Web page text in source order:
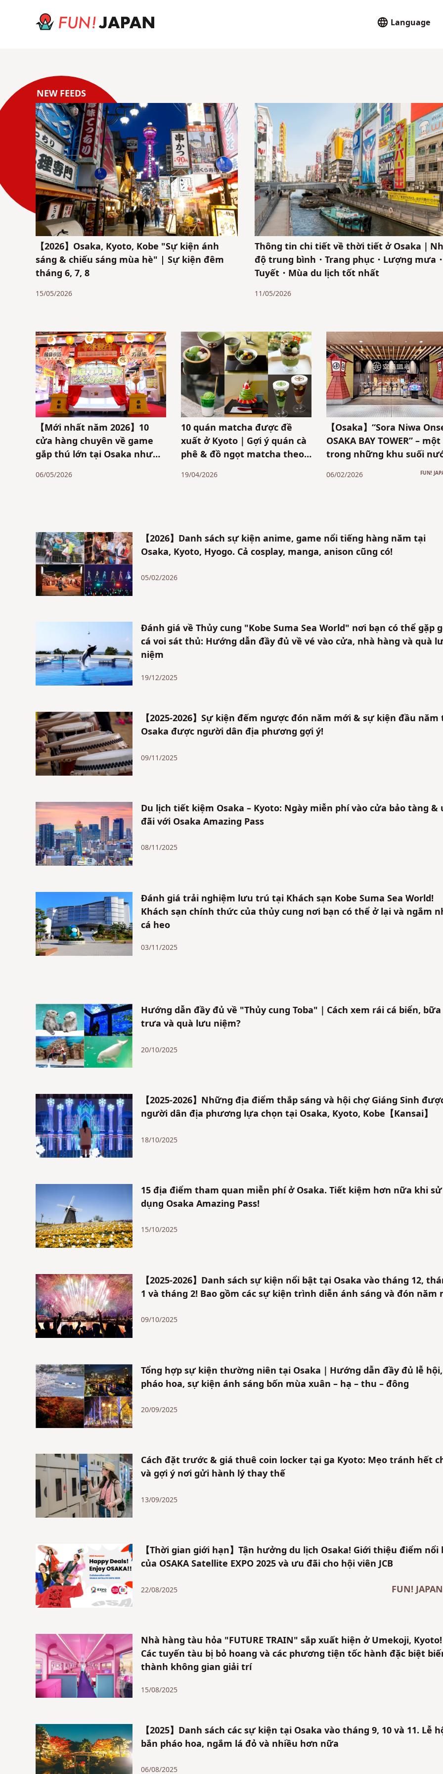
Language
【2026】Osaka, Kyoto, Kobe "Sự kiện ánh
sáng & chiếu sáng mùa hè" | Sự kiện đêm
tháng 6, 7, 8
15/05/2026
Thông tin chi tiết về thời tiết ở Osaka｜
độ trung bình・Trang phục・Lượng mưa・
Tuyết・Mùa du lịch tốt nhất
11/05/2026
【Mới nhất năm 2026】10
cửa hàng chuyên về game
gắp thú lớn tại Osaka như
Shinsaibashi, Namba, v.v.
06/05/2026
10 quán matcha được đề
xuất ở Kyoto｜Gợi ý quán cà
phê & đồ ngọt matcha theo
19/04/2026
【Osaka】“Sora Niwa
OSAKA BAY TOWER” – một
trong những khu suối
nóng lớn nhất vùng
tận hưởng khoảng thời
dành cho thẻ JCB
06/02/2026 FUN!
【2026】Danh sách sự kiện anime, game nổi tiếng hàng năm tại
Osaka, Kyoto, Hyogo. Cả cosplay, manga, anison cũng có!
05/02/2026
Đánh giá về Thủy cung "Kobe Suma Sea World" nơi bạn có thể gặp
cá voi sát thủ: Hướng dẫn đầy đủ về vé vào cửa, nhà hàng và quà
niệm
19/12/2025
【2025-2026】Sự kiện đếm ngược đón năm mới & sự kiện đầu năm
Osaka được người dân địa phương gợi ý!
09/11/2025
Du lịch tiết kiệm Osaka – Kyoto: Ngày miễn phí vào cửa bảo tàng &
đãi với Osaka Amazing Pass
08/11/2025
Đánh giá trải nghiệm lưu trú tại Khách sạn Kobe Suma Sea World!
Khách sạn chính thức của thủy cung nơi bạn có thể ở lại và ngắm
cá heo
03/11/2025
Hướng dẫn đầy đủ về "Thủy cung Toba"｜Cách xem rái cá biển, bữa
trưa và quà lưu niệm?
20/10/2025
【2025-2026】Những địa điểm thắp sáng và hội chợ Giáng Sinh
người dân địa phương lựa chọn tại Osaka, Kyoto, Kobe【Kansai】
18/10/2025
15 địa điểm tham quan miễn phí ở Osaka. Tiết kiệm hơn nữa khi sử
dụng Osaka Amazing Pass!
15/10/2025
【2025-2026】Danh sách sự kiện nổi bật tại Osaka vào tháng 12,
1 và tháng 2! Bao gồm các sự kiện trình diễn ánh sáng và đón năm
09/10/2025
Tổng hợp sự kiện thường niên tại Osaka｜Hướng dẫn đầy đủ lễ hội,
pháo hoa, sự kiện ánh sáng bốn mùa xuân – hạ – thu – đông
20/09/2025
Cách đặt trước & giá thuê coin locker tại ga Kyoto: Mẹo tránh hết
và gợi ý nơi gửi hành lý thay thế
13/09/2025
【Thời gian giới hạn】Tận hưởng du lịch Osaka! Giới thiệu điểm nổi
của OSAKA Satellite EXPO 2025 và ưu đãi cho hội viên JCB
22/08/2025 FUN!
Nhà hàng tàu hỏa "FUTURE TRAIN" sắp xuất hiện ở Umekoji, Kyoto!
Các tuyến tàu bị bỏ hoang và các phương tiện tốc hành đặc biệt
thành không gian giải trí
15/08/2025
【2025】Danh sách các sự kiện tại Osaka vào tháng 9, 10 và 11. Lễ
bắn pháo hoa, ngắm lá đỏ và nhiều hơn nữa
06/08/2025